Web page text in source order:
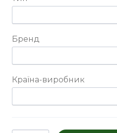
Бренд
Країна-виробник